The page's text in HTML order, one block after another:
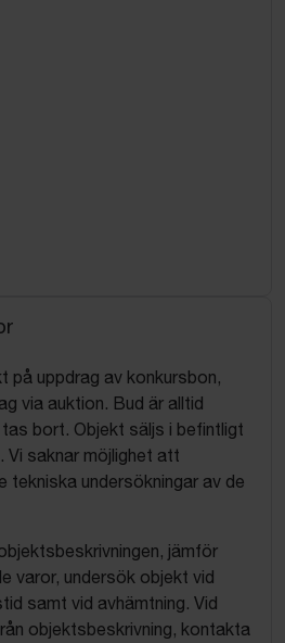
på uppdrag av konkursbon,
via auktion. Bud är alltid
tas bort. Objekt säljs i befintligt
Vi saknar möjlighet att
tekniska undersökningar av de
jämför
varor, undersök objekt vid
samt vid avhämtning. Vid
objektsbeskrivning, kontakta